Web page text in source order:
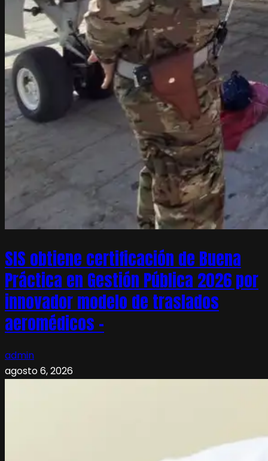
SIS obtiene certificación de Buena
Práctica en Gestión Pública 2026 por
innovador modelo de traslados
aeromédicos –
admin
agosto 6, 2026